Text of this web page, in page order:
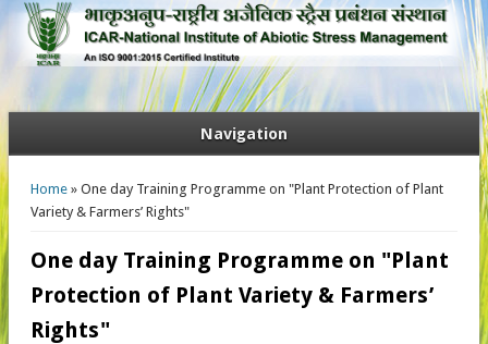
Navigation
You are here
Home» One day Training Programme on "Plant Protection of Plant
Variety & Farmers’ Rights"
One day Training Programme on "Plant
Protection of Plant Variety & Farmers’
Rights"